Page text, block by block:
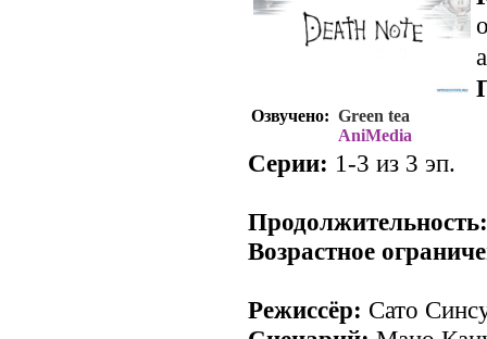
Озвучено: Green tea
AniMedia
Серии: 1-3 из 3 эп.
Продолжительность:
Возрастное
Режиссёр: Сато